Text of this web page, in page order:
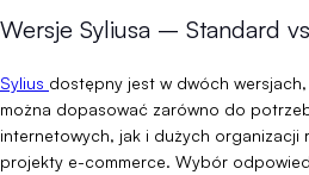
Wersje Syliusa – Standard
Sylius dostępny jest w dwóch
można dopasować zarówno do
internetowych, jak i dużych organizacji
projekty e-commerce. Wybór